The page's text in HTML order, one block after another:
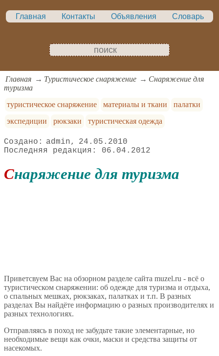
Главная Контакты Объявления Словарь
Главная Туристическое снаряжение
Снаряжение для
туризма
туристическое снаряжение
материалы и ткани
палатки
экспедиции
рюкзаки туристическая одежда
admin
24.05.2010
06.04.2012
Снаряжение для туризма
Приветсвуем Вас на обзорном разделе сайта muzel.ru - всё о
туристическом снаряжении: об одежде для туризма и отдыха,
о спальных мешках, рюкзаках, палатках и т.п. В разных
разделах Вы найдёте информацию о разных производителях и
разных технологиях.
Отправляясь в поход не забудьте такие элементарные, но
необходимые вещи как очки, маски и средства защиты от
насекомых.